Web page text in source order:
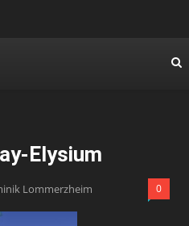
Elysium
Lommerzheim 0